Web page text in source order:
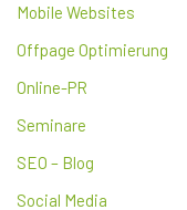
Mobile Websites
Offpage Optimierung
Online-PR
Seminare
SEO – Blog
Social Media